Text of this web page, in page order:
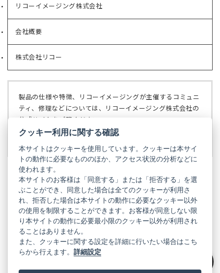
リコーイメージング株式会社
（新
タ
ブ
で
開
く）
会社概要
（新
タ
ブ
で
く）
株式会社リコー
（新
ブ
で
開
製品の仕様や特徴、リコーイメージングが主催するコミュニ
ティ、修理などについては、リコーイメージング株式会社の
公式サイトをご覧ください。
リコーイメージング株式会社の公式サイト
（新
し
い
タ
ブ
で
開
く）
PENTAX
PENTAX
の
公
式
LINE（新
し
い
PENTAX
の
公
し
い
PENTAX
の
公
し
PENTAX
の
公
し
PENTAX
の
公
し
GR
GR
クッキー利用に関する確認
本サイトはクッキーを使用しています。クッキーは本サイ
トの動作に必要なもののほか、アクセス状況の分析などに
使われます。
本サイトのお客様は「同意する」または「拒否する」を選
ぶことができ、同意した場合は全てのクッキーが利用さ
れ、拒否した場合は本サイトの動作に必要なクッキー以外
の使用を制限することができます。お客様が同意しない限
り本サイトの動作に必要最小限のクッキー以外が利用され
ることはありません。
また、クッキーに関する設定を詳細に行いたい場合はこち
らから行えます。詳細設定